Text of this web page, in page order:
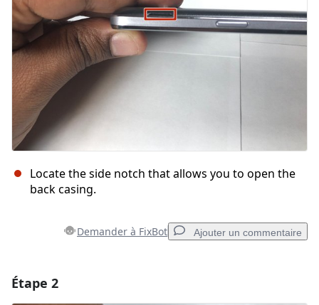
Locate the side notch that allows you to open the
back casing.
Demander à FixBot Ajouter un commentaire
Étape 2